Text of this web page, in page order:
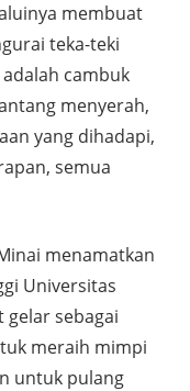
membuat
teka-teki
cambuk
menyerah,
yang dihadapi,
semua
menamatkan
Universitas
gelar sebagai
meraih mimpi
untuk pulang